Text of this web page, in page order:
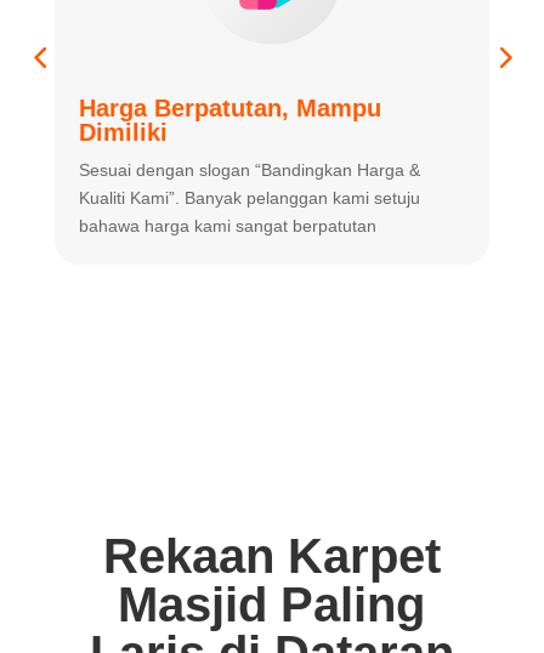
Harga Berpatutan, Mampu
Dimiliki
Sesuai dengan slogan “Bandingkan Harga &
Kualiti Kami”. Banyak pelanggan kami setuju
bahawa harga kami sangat berpatutan
Rekaan Karpet
Masjid Paling